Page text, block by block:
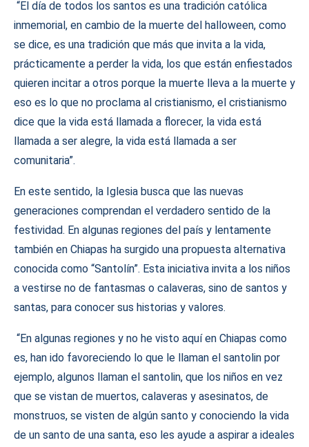
“El día de todos los santos es una tradición católica
inmemorial, en cambio de la muerte del halloween, como
se dice, es una tradición que más que invita a la vida,
prácticamente a perder la vida, los que están enfiestados
quieren incitar a otros porque la muerte lleva a la muerte y
eso es lo que no proclama al cristianismo, el cristianismo
dice que la vida está llamada a florecer, la vida está
llamada a ser alegre, la vida está llamada a ser
comunitaria”.
En este sentido, la Iglesia busca que las nuevas
generaciones comprendan el verdadero sentido de la
festividad. En algunas regiones del país y lentamente
también en Chiapas ha surgido una propuesta alternativa
conocida como “Santolín”. Esta iniciativa invita a los niños
a vestirse no de fantasmas o calaveras, sino de santos y
santas, para conocer sus historias y valores.
“En algunas regiones y no he visto aquí en Chiapas como
es, han ido favoreciendo lo que le llaman el santolin por
ejemplo, algunos llaman el santolin, que los niños en vez
que se vistan de muertos, calaveras y asesinatos, de
monstruos, se visten de algún santo y conociendo la vida
de un santo de una santa, eso les ayude a aspirar a ideales